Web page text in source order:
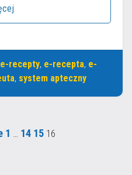
recepty, e-recepta, e-
, system apteczny
1 … 14 15 16